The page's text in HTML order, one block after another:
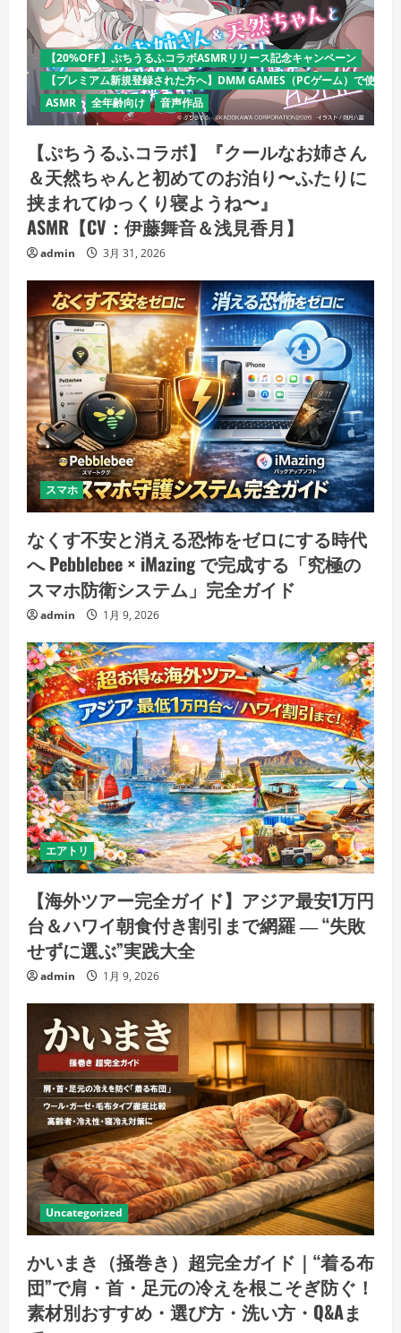
【20%OFF】ぷちうるふコラボASMRリリース記念キャンペーン
【プレミアム新規登録された方へ】DMM GAMES（PCゲーム）で使え
ASMR
全年齢向け 音声作品
【ぷちうるふコラボ】『クールなお姉さん
＆天然ちゃんと初めてのお泊り〜ふたりに
挟まれてゆっくり寝ようね〜』
ASMR【CV：伊藤舞音＆浅見香月】
admin 3月 31, 2026
スマホ
なくす不安と消える恐怖をゼロにする時代
へ Pebblebee × iMazing で完成する「究極の
スマホ防衛システム」完全ガイド
admin 1月 9, 2026
エアトリ
【海外ツアー完全ガイド】アジア最安1万円
台＆ハワイ朝食付き割引まで網羅 ― “失敗
せずに選ぶ”実践大全
admin 1月 9, 2026
Uncategorized
かいまき（掻巻き）超完全ガイド｜“着る布
団”で肩・首・足元の冷えを根こそぎ防ぐ！
素材別おすすめ・選び方・洗い方・Q&Aま